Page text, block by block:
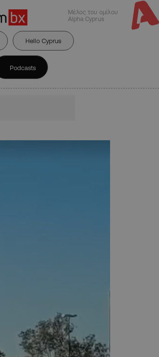
Μέλος του ομίλου
Alpha Cyprus
Hello Cyprus
Podcasts